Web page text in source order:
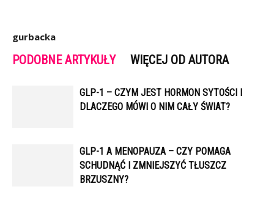
gurbacka
PODOBNE ARTYKUŁY WIĘCEJ OD AUTORA
GLP-1 – CZYM JEST HORMON SYTOŚCI I
DLACZEGO MÓWI O NIM CAŁY ŚWIAT?
GLP-1 A MENOPAUZA – CZY POMAGA
SCHUDNĄĆ I ZMNIEJSZYĆ TŁUSZCZ
BRZUSZNY?